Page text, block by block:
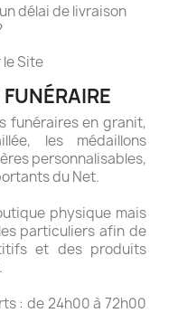
délai de livraison
Site
funéraires en granit,
les médaillons
personnalisables,
du Net.
physique mais
particuliers afin de
et des produits
: de 24h00 à 72h00